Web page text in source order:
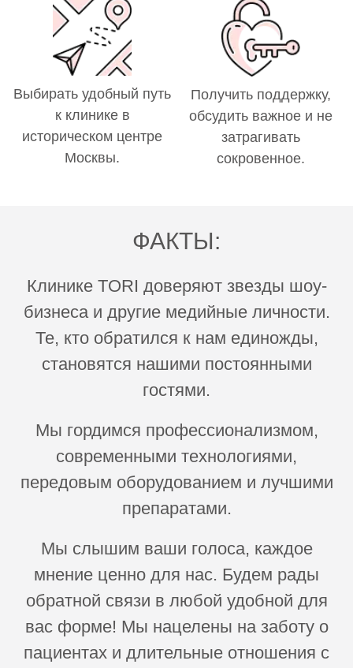
Выбирать удобный путь
к клинике в
историческом центре
Москвы.
Получить поддержку,
обсудить важное и не
затрагивать
сокровенное.
ФАКТЫ:
Клинике TORI доверяют звезды шоу-
бизнеса и другие медийные личности.
Те, кто обратился к нам единожды,
становятся нашими постоянными
гостями.
Мы гордимся профессионализмом,
современными технологиями,
передовым оборудованием и лучшими
препаратами.
Мы слышим ваши голоса, каждое
мнение ценно для нас. Будем рады
обратной связи в любой удобной для
вас форме! Мы нацелены на заботу о
пациентах и длительные отношения с